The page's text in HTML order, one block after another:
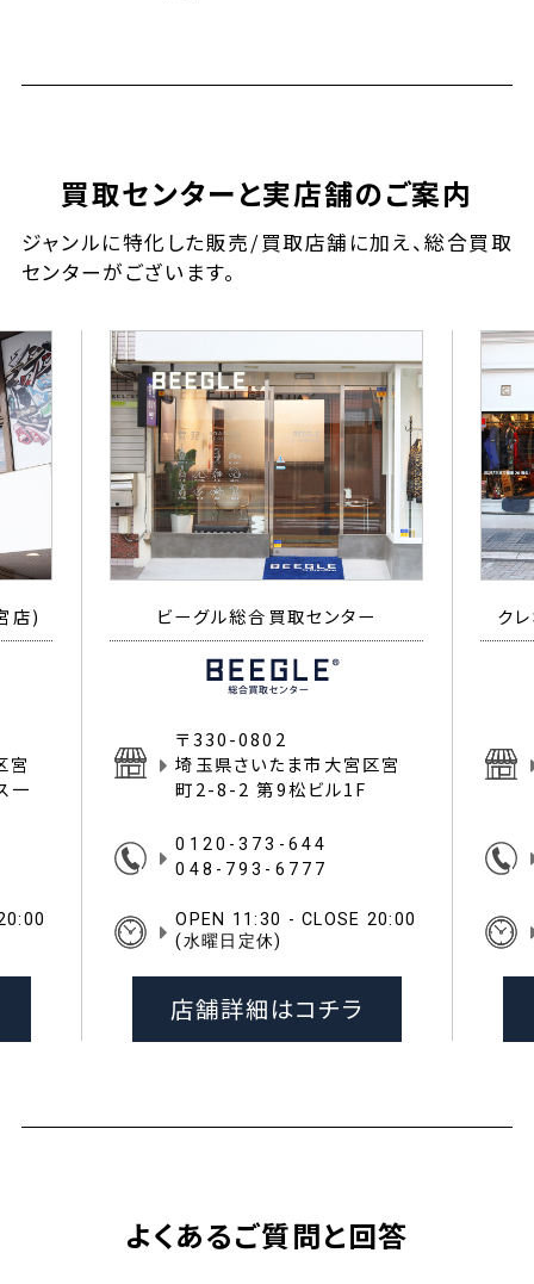
買取センターと実店舗のご案内
ジャンルに特化した販売/買取店舗に加え、総合買取
センターがございます。
店)
宮
一
ビーグル総合買取センター
〒330-0802
埼玉県さいたま市大宮区宮
町2-8-2 第9松ビル1F
0120-373-644
048-793-6777
OPEN 11:30 - CLOSE 20:00
(水曜日定休)
店舗詳細はコチラ
ク
よくあるご質問と回答